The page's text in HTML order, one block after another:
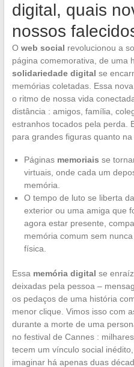
digital, quais
nossos
O web social revolucionou a
página comemorativa, de uma
solidariedade digital se
memórias coletadas. Essa
o ritmo de nossa vida
distância : amigos, família,
estranhos tocados pela perda.
para grandes figuras quanto na
Páginas memoriais se
virtuais, onde cada um
memória.
O tempo de luto se liberta
exterior ou uma amiga que
agora estar presente,
memória comum sem
física.
Essa memória digital se
deixadas pela pessoa –
os pedaços de uma história
menor clique. Vimos isso com
durante a morte de uma
no festival de Cannes :
tecem um vínculo social
imaginar há apenas duas